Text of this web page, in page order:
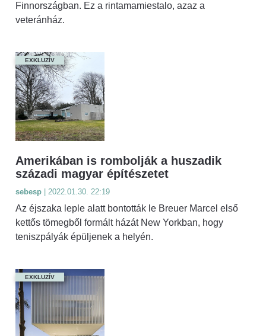
Finnországban. Ez a rintamamiestalo, azaz a
veteránház.
EXKLUZÍV
Amerikában is rombolják a huszadik
századi magyar építészetet
sebesp | 2022.01.30. 22:19
Az éjszaka leple alatt bontották le Breuer Marcel első
kettős tömegből formált házát New Yorkban, hogy
teniszpályák épüljenek a helyén.
EXKLUZÍV